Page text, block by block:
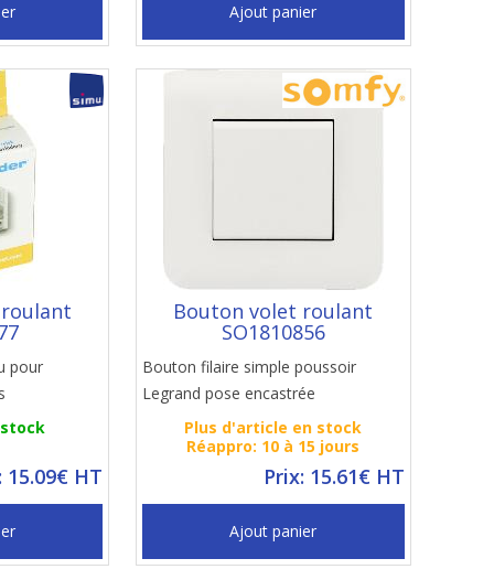
Ajout panier
pour
15.09€ HT
Bouton volet roulant
SO1810856
Bouton filaire simple poussoir
Legrand pose encastrée
Plus d'article en stock
Réappro: 10 à 15 jours
Prix: 15.61€ HT
Ajout panier